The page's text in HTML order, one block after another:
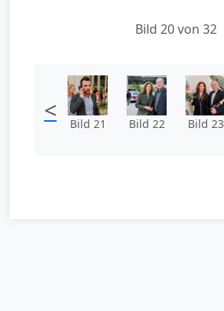
Bild 20 von 32
< Bild 21 Bild 22 Bild 23